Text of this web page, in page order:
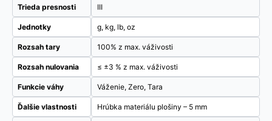
Trieda presnosti III
Jednotky g, kg, lb, oz
Rozsah tary 100% z max. váživosti
Rozsah nulovania ≤ ±3 % z max. váživosti
Funkcie váhy Váženie, Zero, Tara
Ďalšie vlastnosti Hrúbka materiálu plošiny – 5 mm